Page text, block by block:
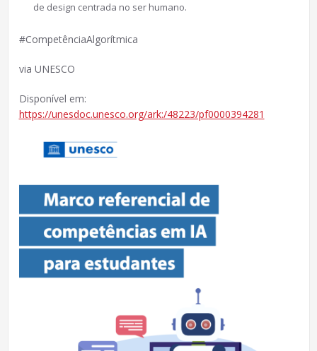
de design centrada no ser humano.
#CompetênciaAlgorítmica
via UNESCO
Disponível em:
https://unesdoc.unesco.org/ark:/48223/pf0000394281